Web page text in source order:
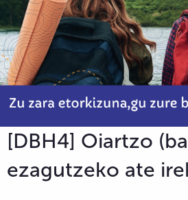
[DBH4] Oiartzo
ezagutzeko ate